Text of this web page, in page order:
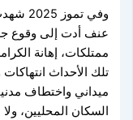
وفي
عنف أدت إلى وقوع
ممتلكات، إهانة
تلك الأحداث
ميداني واختطاف
السكان المحليين،